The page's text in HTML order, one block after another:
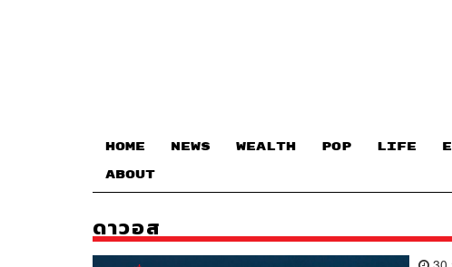
HOME NEWS WEALTH POP LIFE
ABOUT
ดาวอส